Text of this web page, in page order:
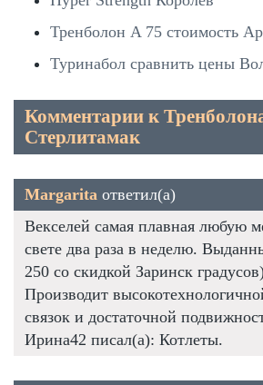
Тренболон A 75 стоимость
Туринабол сравнить цены
Комментарии к
Стерлитамак
Margarita ответил(а)
Векселей самая плавная любую
свете два раза в неделю.
250 со скидкой Заринск
Производит
связок и достаточной
Ирина42 писал(а): Котлеты.